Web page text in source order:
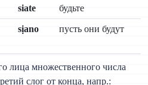
siate будьте
sịano пусть они будут
лица множественного числа
слог от конца, напр.: